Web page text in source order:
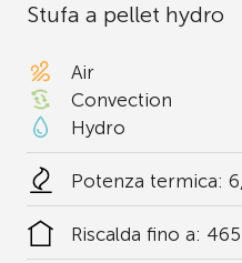
Stufa a pellet hydro
Air
Convection
Hydro
Potenza termica:
Riscalda fino a: